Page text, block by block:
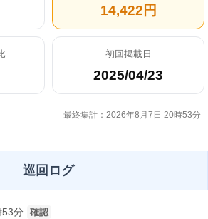
14,422円
初回掲載日
2025/04/23
最終集計：2026年8月7日 20時53分
巡回ログ
分 確認